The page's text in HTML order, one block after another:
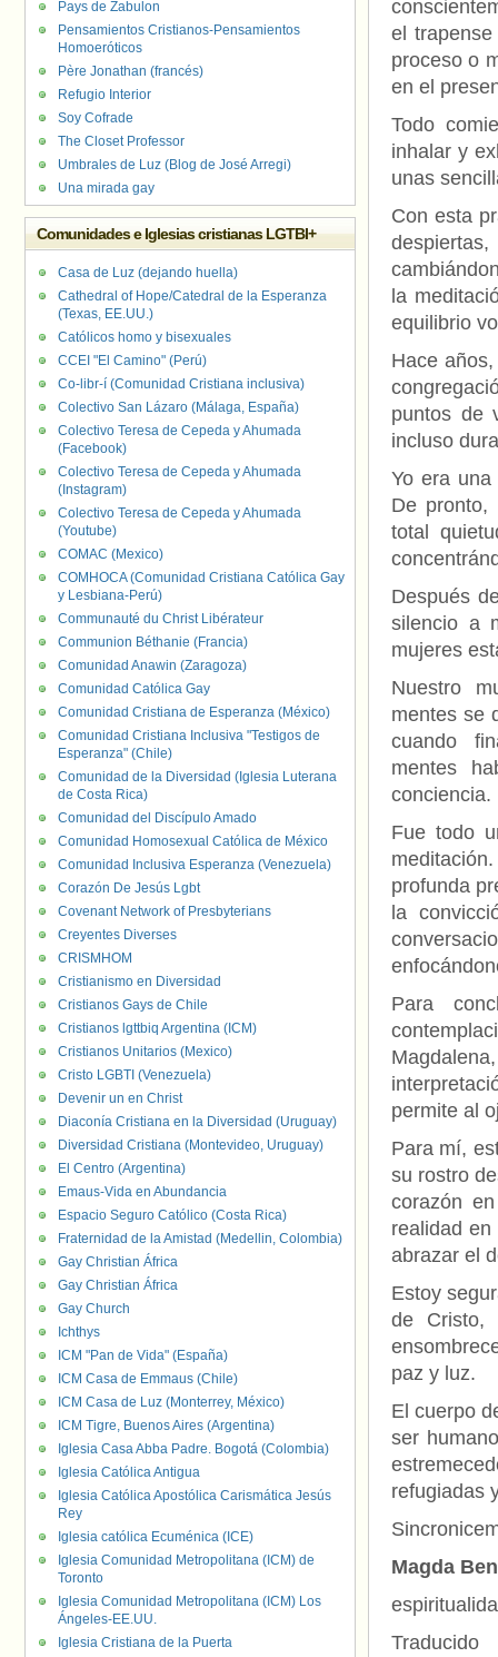
el
proceso o
en el
Todo
inhalar y
unas
Con esta
la
equilibrio
Hace
puntos de
incluso
Yo era
De pronto,
total
Después
silencio a
mujeres
Nuestro
mentes se
cuando
mentes
conciencia.
Fue todo
profunda
la
Para
permite al
Para mí,
su rostro
corazón
realidad en
abrazar el
Estoy
de Cristo,
paz y luz.
El cuerpo
ser
refugiadas
Magda
Pays de Zabulon
Pensamientos Cristianos-Pensamientos
Homoeróticos
Père Jonathan (francés)
Refugio Interior
Soy Cofrade
The Closet Professor
Umbrales de Luz (Blog de José Arregi)
Una mirada gay
Comunidades e Iglesias cristianas LGTBI+
Casa de Luz (dejando huella)
Cathedral of Hope/Catedral de la Esperanza
(Texas, EE.UU.)
Católicos homo y bisexuales
CCEI "El Camino" (Perú)
Co-libr-í (Comunidad Cristiana inclusiva)
Colectivo San Lázaro (Málaga, España)
Colectivo Teresa de Cepeda y Ahumada
(Facebook)
Colectivo Teresa de Cepeda y Ahumada
(Instagram)
Colectivo Teresa de Cepeda y Ahumada
(Youtube)
COMAC (Mexico)
COMHOCA (Comunidad Cristiana Católica Gay
y Lesbiana-Perú)
Communauté du Christ Libérateur
Communion Béthanie (Francia)
Comunidad Anawin (Zaragoza)
Comunidad Católica Gay
Comunidad Cristiana de Esperanza (México)
Comunidad Cristiana Inclusiva "Testigos de
Esperanza" (Chile)
Comunidad de la Diversidad (Iglesia Luterana
de Costa Rica)
Comunidad del Discípulo Amado
Comunidad Homosexual Católica de México
Comunidad Inclusiva Esperanza (Venezuela)
Corazón De Jesús Lgbt
Covenant Network of Presbyterians
Creyentes Diverses
CRISMHOM
Cristianismo en Diversidad
Cristianos Gays de Chile
Cristianos lgttbiq Argentina (ICM)
Cristianos Unitarios (Mexico)
Cristo LGBTI (Venezuela)
Devenir un en Christ
Diaconía Cristiana en la Diversidad (Uruguay)
Diversidad Cristiana (Montevideo, Uruguay)
El Centro (Argentina)
Emaus-Vida en Abundancia
Espacio Seguro Católico (Costa Rica)
Fraternidad de la Amistad (Medellin, Colombia)
Gay Christian África
Gay Christian África
Gay Church
Ichthys
ICM "Pan de Vida" (España)
ICM Casa de Emmaus (Chile)
ICM Casa de Luz (Monterrey, México)
ICM Tigre, Buenos Aires (Argentina)
Iglesia Casa Abba Padre. Bogotá (Colombia)
Iglesia Católica Antigua
Iglesia Católica Apostólica Carismática Jesús
Rey
Iglesia católica Ecuménica (ICE)
Iglesia Comunidad Metropolitana (ICM) de
Toronto
Iglesia Comunidad Metropolitana (ICM) Los
Ángeles-EE.UU.
Iglesia Cristiana de la Puerta